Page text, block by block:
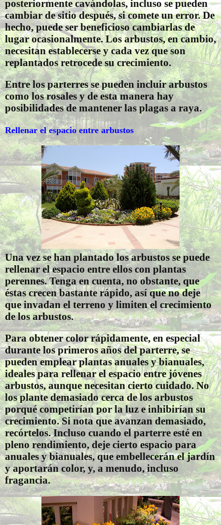
posteriormente cavándolas, incluso se pueden
cambiar de sitio después, si comete un error. De
hecho, puede ser beneficioso cambiarlas de
lugar ocasionalmente. Los arbustos, en cambio,
necesitan establecerse y cada vez que son
replantados retrocede su crecimiento.
Entre los parterres se pueden incluir arbustos
como los rosales y de esta manera hay
posibilidades de mantener las plagas a raya.
Rellenar el espacio entre arbustos
Una vez se han plantado los arbustos se puede
rellenar el espacio entre ellos con plantas
perennes. Tenga en cuenta, no obstante, que
éstas crecen bastante rápido, así que no deje
que invadan el terreno y limiten el crecimiento
de los arbustos.
Para obtener color rápidamente, en especial
durante los primeros años del parterre, se
pueden emplear plantas anuales y bianuales,
ideales para rellenar el espacio entre jóvenes
arbustos, aunque necesitan cierto cuidado. No
los plante demasiado cerca de los arbustos
porqué competirían por la luz e inhibirían su
crecimiento. Si nota que avanzan demasiado,
recórtelos. Incluso cuando el parterre esté en
pleno rendimiento, deje cierto espacio para
anuales y bianuales, que embellecerán el jardín
y aportarán color, y, a menudo, incluso
fragancia.